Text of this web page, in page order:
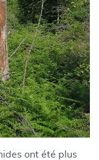
ont été plus